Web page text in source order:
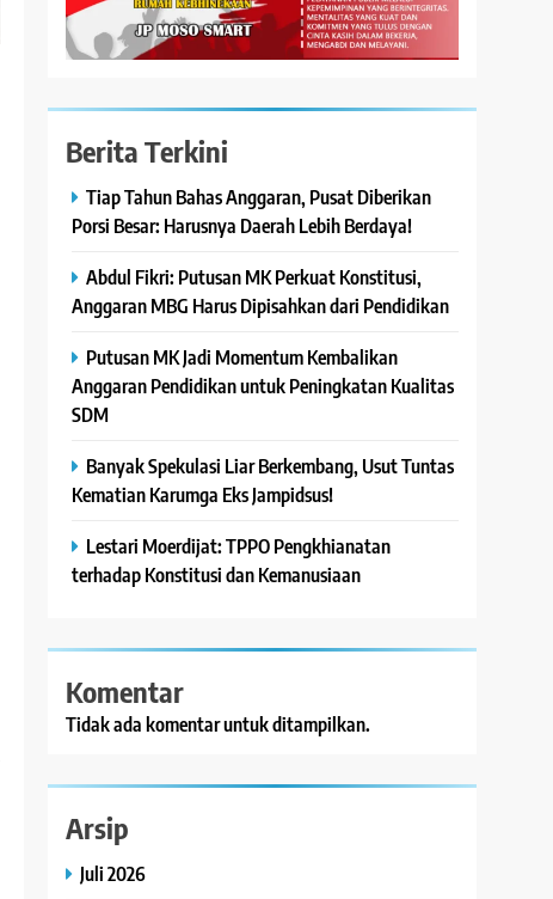
Berita Terkini
Tiap Tahun Bahas Anggaran, Pusat Diberikan
Porsi Besar: Harusnya Daerah Lebih Berdaya!
Abdul Fikri: Putusan MK Perkuat Konstitusi,
Anggaran MBG Harus Dipisahkan dari Pendidikan
Putusan MK Jadi Momentum Kembalikan
Anggaran Pendidikan untuk Peningkatan Kualitas
SDM
Banyak Spekulasi Liar Berkembang, Usut Tuntas
Kematian Karumga Eks Jampidsus!
Lestari Moerdijat: TPPO Pengkhianatan
terhadap Konstitusi dan Kemanusiaan
Komentar
Tidak ada komentar untuk ditampilkan.
Arsip
Juli 2026